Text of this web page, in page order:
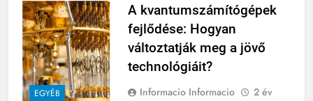
EGYÉB
A kvantumszámítógépek
fejlődése: Hogyan
változtatják meg a jövő
technológiáit?
Informacio Informacio
2 év